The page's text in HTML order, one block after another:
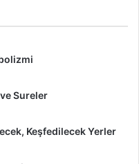
Sureler
Keşfedilecek Yerler